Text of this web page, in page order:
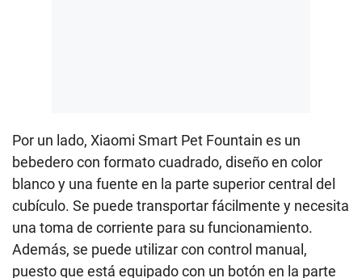
Por un lado, Xiaomi Smart Pet Fountain es un
bebedero con formato cuadrado, diseño en color
blanco y una fuente en la parte superior central del
cubículo. Se puede transportar fácilmente y necesita
una toma de corriente para su funcionamiento.
Además, se puede utilizar con control manual,
puesto que está equipado con un botón en la parte